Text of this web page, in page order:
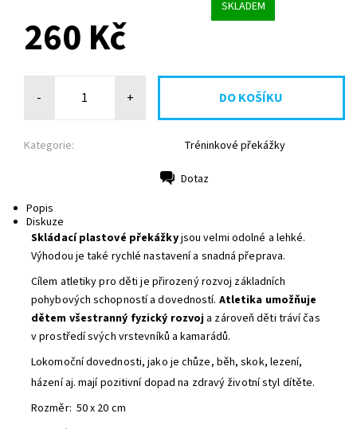
SKLADEM
260 Kč
- +
Kategorie: Tréninkové překážky
Dotaz
Popis
Diskuze
Skládací plastové překážkyjsou velmi odolné a lehké.
Výhodou je také rychlé nastavení a snadná přeprava.
Cílem atletiky pro děti je přirozený rozvoj základních
pohybových schopností a dovedností. Atletika umožňuje
dětem všestranný fyzický rozvoj a zároveň děti tráví čas
v prostředí svých vrstevníků a kamarádů.
Lokomoční dovednosti, jako je chůze, běh, skok, lezení,
házení aj. mají pozitivní dopad na zdravý životní styl dítěte.
Rozměr: 50 x 20 cm